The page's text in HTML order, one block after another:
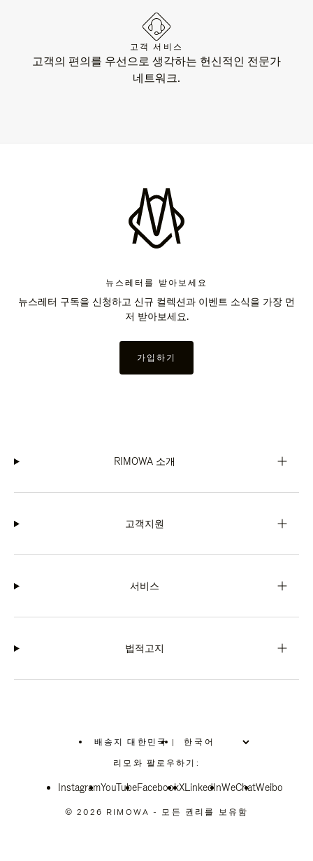
고객 서비스
고객의 편의를 우선으로 생각하는 헌신적인 전문가
네트워크.
뉴스레터를 받아보세요
뉴스레터 구독을 신청하고 신규 컬렉션과 이벤트 소식을 가장 먼
저 받아보세요.
가입하기
RIMOWA 소개
고객지원
서비스
법적고지
배송지 대한민국
위
치
선
십
|
리모와 팔로우하기:
InstagramYouTubeFacebookXLinkedInWeChatWeibo
© 2026 RIMOWA - 모든 권리를 보유함